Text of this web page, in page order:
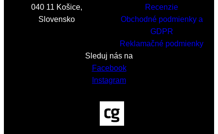
040 11 Košice,
Slovensko
Recenzie
Obchodné podmienky a
GDPR
Reklamačné podmienky
Sleduj nás na
Facebook
Instagram